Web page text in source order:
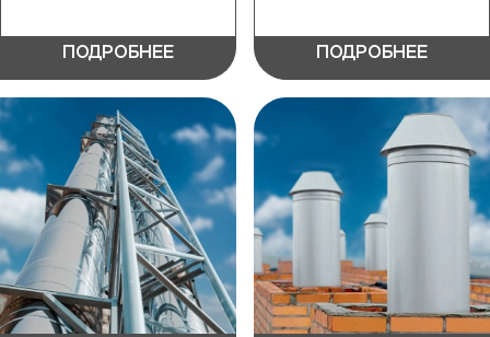
ПОДРОБНЕЕ ПОДРОБНЕЕ